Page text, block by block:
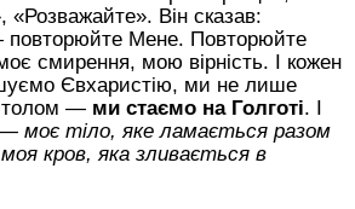
«Розважайте». Він сказав:
Мене. Повторюйте
смирення, мою вірність. І кожен
Євхаристію, ми не лише
— ми стаємо на Голготі. І
моє тіло, яке ламається разом
кров, яка зливається в